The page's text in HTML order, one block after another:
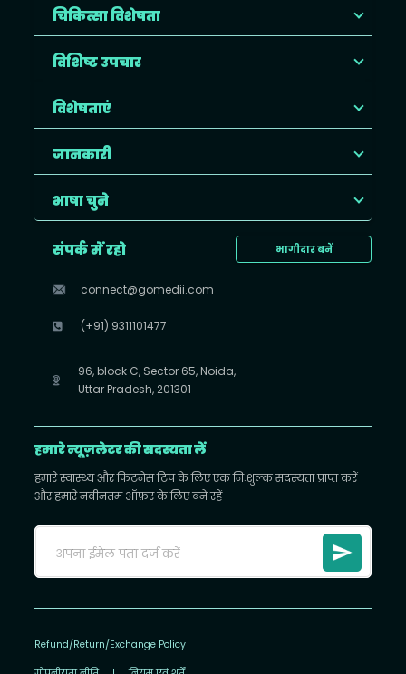
चिकित्सा विशेषता
विशिष्ट उपचार
विशेषताएं
जानकारी
भाषा चुने
भागीदार बनें
संपर्क में रहो
connect@gomedii.com
(+91) 9311101477
96, block C, Sector 65, Noida,
Uttar Pradesh, 201301
हमारे न्यूज़लेटर की सदस्यता लें
हमारे स्वास्थ्य और फिटनेस टिप के लिए एक निःशुल्क सदस्यता प्राप्त करें
और हमारे नवीनतम ऑफ़र के लिए बने रहें
Refund/Return/Exchange Policy